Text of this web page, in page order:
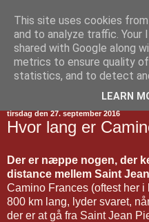
Jakobsvejen
tirsdag den 27. september 2016
Hvor lang er
Der er næppe nogen, der
distance mellem Saint
Camino Frances (oftest her
800 km lang, lyder svaret,
der er at gå fra Saint Jean
This site uses cookies
and to analyze traffic. Your
shared with Google along
metrics to ensure quality
statistics, and to detect
LEARN